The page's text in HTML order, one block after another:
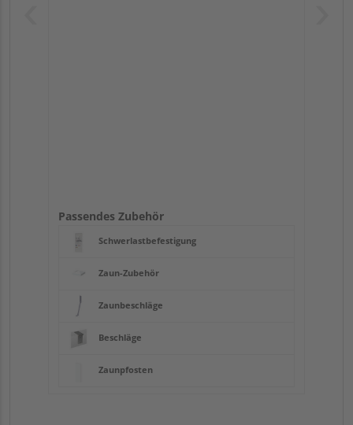
Passendes Zubehör
Schwerlastbefestigung
Zaun-Zubehör
Zaunbeschläge
Beschläge
Zaunpfosten